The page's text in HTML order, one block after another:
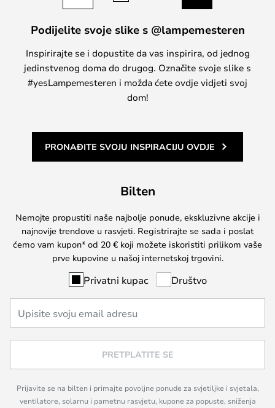
Podijelite svoje slike s @lampemesteren
Inspirirajte se i dopustite da vas inspirira, od jednog
jedinstvenog doma do drugog. Označite svoje slike s
#yesLampemesteren i možda ćete ovdje vidjeti svoj
dom!
PRONAĐITE SVOJU INSPIRACIJU OVDJE
Bilten
Nemojte propustiti naše najbolje ponude, ekskluzivne akcije i
najnovije trendove u rasvjeti. Registrirajte se sada i poslat
ćemo vam kupon* od 20 € koji možete iskoristiti prilikom vaše
prve kupovine u našoj internetskoj trgovini.
Privatni kupac Društvo
PRETPLATITE SE
Prijavite se na bilten i primajte povoljne ponude za svjetiljke i svjetala,
ventilatore, solarnu i pametnu rasvjetu, kupone za popuste, sniženja